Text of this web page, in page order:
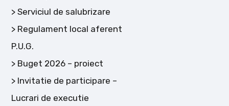
Serviciul de salubrizare
Regulament local aferent
P.U.G.
Buget 2026 – proiect
Invitatie de participare –
Lucrari de executie